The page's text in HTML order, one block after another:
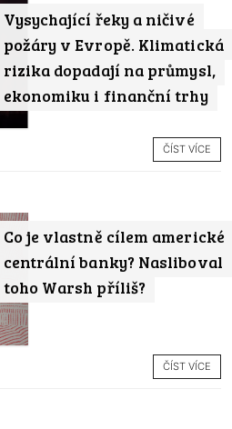
Vysychající řeky a ničivé
požáry v Evropě. Klimatická
rizika dopadají na průmysl,
ekonomiku i finanční trhy
ČÍST VÍCE
Co je vlastně cílem americké
centrální banky? Nasliboval
toho Warsh příliš?
ČÍST VÍCE